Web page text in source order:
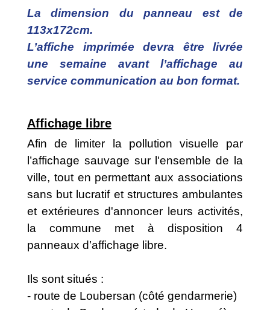
La dimension du panneau est de
113x172cm.
L’affiche imprimée devra être livrée
une semaine avant l’affichage au
service communication au bon format.
Affichage libre
Afin de limiter la pollution visuelle par
l’affichage sauvage sur l'ensemble de la
ville, tout en permettant aux associations
sans but lucratif et structures ambulantes
et extérieures d'annoncer leurs activités,
la commune met à disposition 4
panneaux d’affichage libre.
Ils sont situés :
- route de Loubersan (côté gendarmerie)